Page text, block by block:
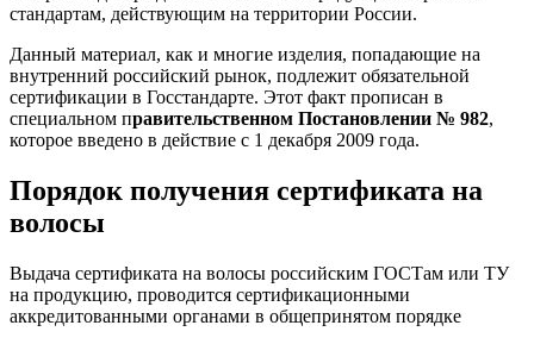
стандартам, действующим на территории России.
Данный материал, как и многие изделия, попадающие на
внутренний российский рынок, подлежит обязательной
сертификации в Госстандарте. Этот факт прописан в
специальном правительственном Постановлении № 982,
которое введено в действие с 1 декабря 2009 года.
Порядок получения сертификата на
волосы
Выдача сертификата на волосы российским ГОСТам или ТУ
на продукцию, проводится сертификационными
аккредитованными органами в общепринятом порядке